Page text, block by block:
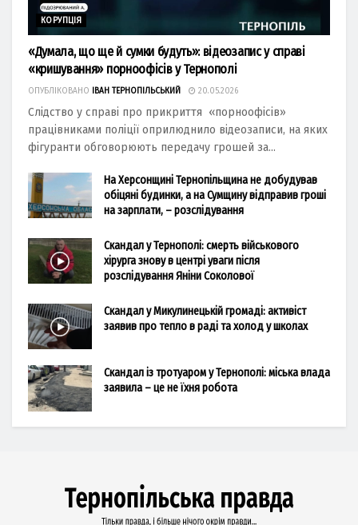
КОРУПЦІЯ
«Думала, що ще й сумки будуть»: відеозапис у справі
«кришування» порноофісів у Тернополі
ОПУБЛІКОВАНО ІВАН ТЕРНОПІЛЬСЬКИЙ 20.05.2026
Слідство у справі про прикриття «порноофісів»
працівниками поліції оприлюднило відеозаписи, на яких
фігуранти обговорюють передачу грошей за...
На Херсонщині Тернопільщина не добудував
обіцяні будинки, а на Сумщину відправив гроші
на зарплати, – розслідування
Скандал у Тернополі: смерть військового
хірурга знову в центрі уваги після
розслідування Яніни Соколової
Скандал у Микулинецькій громаді: активіст
заявив про тепло в раді та холод у школах
Скандал із тротуаром у Тернополі: міська влада
заявила – це не їхня робота